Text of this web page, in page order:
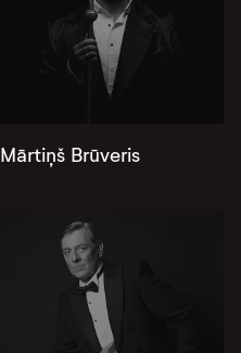
Mārtiņš Brūveris